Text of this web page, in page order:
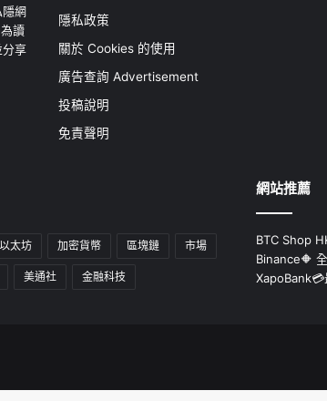
隱網
讀
分享
隱私政策
關於 Cookies 的使用
廣告查詢 Advertisement
投稿說明
免責聲明
以太坊 加密貨幣 區塊鏈 市場
美通社 金融科技
網站推薦
BTC Shop
Binance🔶
XapoBank💳